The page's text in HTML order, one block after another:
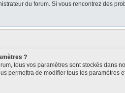
du forum. Si vous rencontrez des
?
tous vos paramètres sont stockés dans
permettra de modifier tous les paramètres